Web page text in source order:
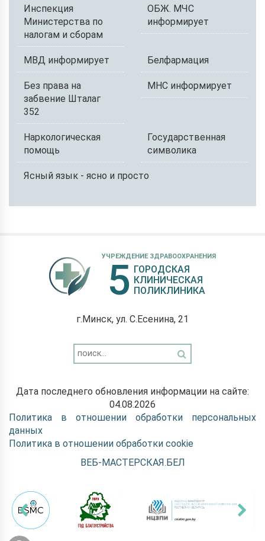
Инспекция
Министерства по
налогам и сборам
ОБЖ. МЧС
информирует
МВД информирует Белфармация
Без права на
забвение Шталаг
352
МНС информирует
Наркологическая
помощь
Государственная
символика
Ясный язык - ясно и просто
УЧРЕЖДЕНИЕ ЗДРАВООХРАНЕНИЯ
5 ГОРОДСКАЯ
КЛИНИЧЕСКАЯ
ПОЛИКЛИНИКА
г.Минск, ул. С.Есенина, 21
Дата последнего обновления информации на сайте:
04.08.2026
Политика в отношении обработки персональных
данных
Политика в отношении обработки cookie
ВЕБ-МАСТЕРСКАЯ.БЕЛ